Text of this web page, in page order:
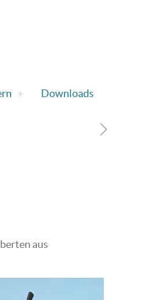
Downloads
aus